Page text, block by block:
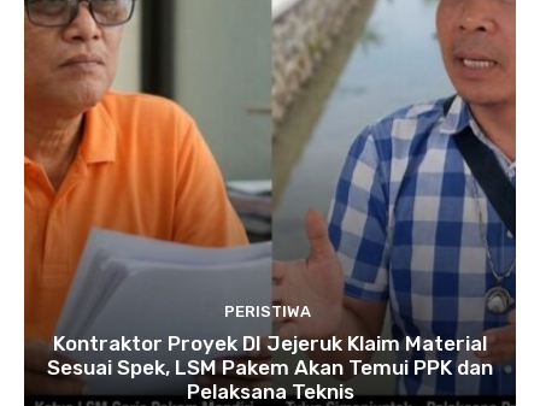
PERISTIWA
Kontraktor Proyek DI Jejeruk Klaim Material
Sesuai Spek, LSM Pakem Akan Temui PPK dan
Pelaksana Teknis